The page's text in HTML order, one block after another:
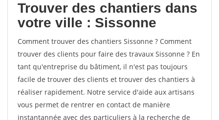
Trouver des chantiers dans
votre ville : Sissonne
Comment trouver des chantiers Sissonne ? Comment
trouver des clients pour faire des travaux Sissonne ? En
tant qu'entreprise du bâtiment, il n'est pas toujours
facile de trouver des clients et trouver des chantiers à
réaliser rapidement. Notre service d'aide aux artisans
vous permet de rentrer en contact de manière
instantannée avec des particuliers à la recherche de